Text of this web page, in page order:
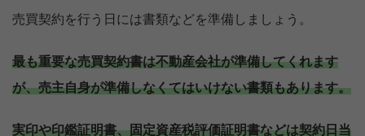
売買契約を行う日には書類などを準備しましょう。
最も重要な売買契約書は不動産会社が準備してくれます
が、売主自身が準備しなくてはいけない書類もあります。
実印や印鑑証明書、固定資産税評価証明書などは契約日当